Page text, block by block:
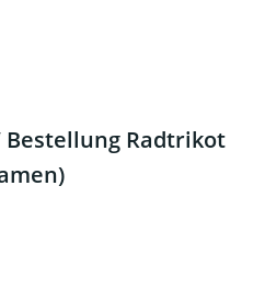
Bestellung Radtrikot